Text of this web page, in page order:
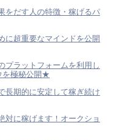
をだす人の特徴・稼げるパ
超重要なマインドを公開
ラットフォームを利用し
を極秘公開★
長期的に安定して稼ぎ続け
に稼げます！オークショ